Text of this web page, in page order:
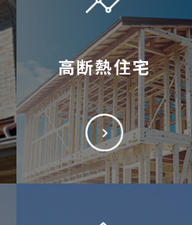
高断熱住宅